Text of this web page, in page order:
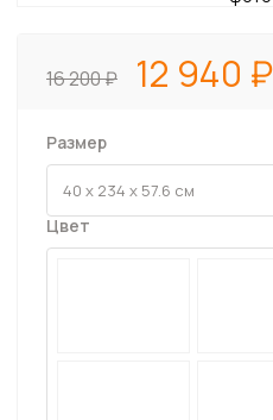
16 200 12 940
Размер
Цвет